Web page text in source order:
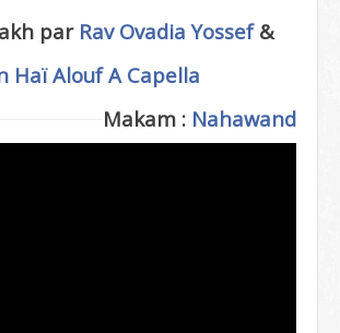
par Rav Ovadia Yossef&
Haï AloufA Capella
Makam : Nahawand